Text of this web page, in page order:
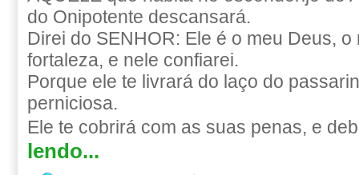
do Onipotente descansará.
Direi do SENHOR: Ele é o meu Deus,
fortaleza, e nele confiarei.
Porque ele te livrará do laço do
perniciosa.
Ele te cobrirá com as suas penas, e
lendo...